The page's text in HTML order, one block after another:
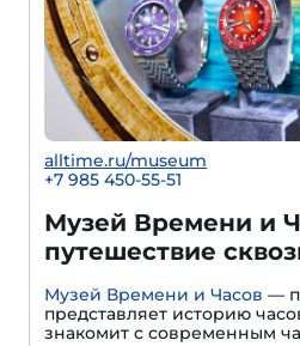
alltime.ru/museum
+7 985 450-55-51
Музей Времени и
путешествие
Музей Времени и Часов —
представляет историю
знакомит с современным